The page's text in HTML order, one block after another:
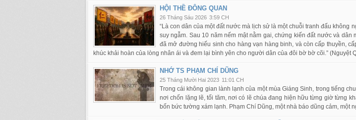
HỘI THỀ ĐÔNG QUAN
26 Tháng Sáu 2026 3:59 CH
“Là con dân của một đất nước mà lịch sử là một chuỗi tranh đấu không
suy ngẫm. Sau 10 năm nếm mật nằm gai, chứng kiến đất nước và
đã mở đường hiếu sinh cho hàng vạn hàng binh, và còn cấp thuyền,
khúc khải hoàn của lòng nhân ái và đem lại bình yên cho người dân của đôi bờ bờ cõi.” (Nguyệt
NHỚ TS PHẠM CHÍ DŨNG
25 Tháng Mười Hai 2023 11:01 CH
Trong cái không gian lành lạnh của một mùa Giáng Sinh, trong tiếng
nơi chốn lặng lẽ, tối tăm, nơi có lẽ chúa đang hiện hữu từng giờ từng
bốn bức tường xám lạnh. Phạm Chí Dũng, một nhà báo dũng cảm,